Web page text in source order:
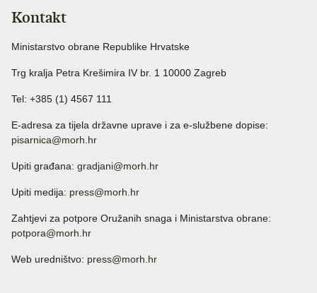
Kontakt
Ministarstvo obrane Republike Hrvatske
Trg kralja Petra Krešimira IV br. 1 10000 Zagreb
Tel: +385 (1) 4567 111
E-adresa za tijela državne uprave i za e-službene dopise:
pisarnica@morh.hr
Upiti građana: gradjani@morh.hr
Upiti medija: press@morh.hr
Zahtjevi za potpore Oružanih snaga i Ministarstva obrane:
potpora@morh.hr
Web uredništvo: press@morh.hr